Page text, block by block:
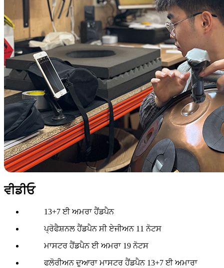
ਵੀਡੀਓ
13+7 ਈ ਅਮਰਾ ਹੈਂਡਪੈਨ
ਪ੍ਰੋਫੈਸ਼ਨਲ ਹੈਂਡਪੈਨ ਸੀ ਏਜੀਅਨ 11 ਨੋਟਸ
ਮਾਸਟਰ ਹੈਂਡਪੈਨ ਈ ਅਮਰਾ 19 ਨੋਟਸ
ਫਲੋਰੀਅਨ ਦੁਆਰਾ ਮਾਸਟਰ ਹੈਂਡਪੈਨ 13+7 ਈ ਅਮਾਰਾ